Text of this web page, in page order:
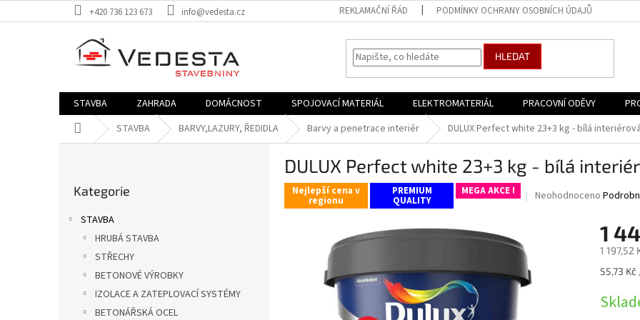
na
+420 736 123 673 info@vedesta.cz REKLAMAČNÍ ŘÁD PODMÍNKY OCHRANY OSOBNÍCH ÚDAJŮ
HLEDAT
STAVBA ZAHRADA DOMÁCNOST SPOJOVACÍ MATERIÁL ELEKTROMATERIÁL PRACOVNÍ ODĚVY
Domů STAVBA BARVY,LAZURY, ŘEDIDLA Barvy a penetrace interiér DULUX Perfect white 23+3 kg - bílá
kategorie
Kategorie
STAVBA
HRUBÁ STAVBA
STŘECHY
BETONOVÉ VÝROBKY
IZOLACE A ZATEPLOVACÍ SYSTÉMY
BETONÁŘSKÁ OCEL
DULUX Perfect white 23+3 kg - bílá
Nejlepší cena v
regionu
PREMIUM
QUALITY
MEGA AKCE !
Průměrné
Neohodnoceno
1
1 197,52
Měrná
55,73 Kč